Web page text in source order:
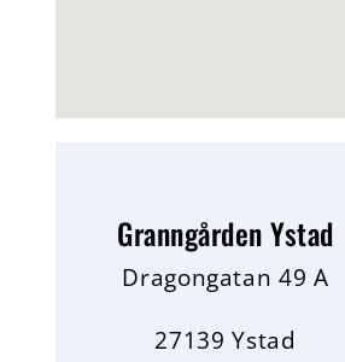
Granngården Ystad
Dragongatan 49 A
27139 Ystad